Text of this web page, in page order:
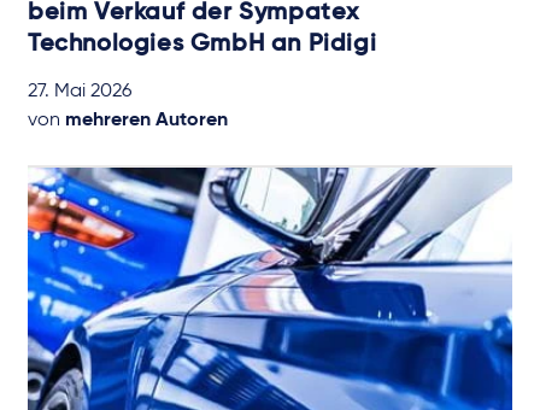
beim Verkauf der Sympatex
Technologies GmbH an Pidigi
27. Mai 2026
von mehreren Autoren